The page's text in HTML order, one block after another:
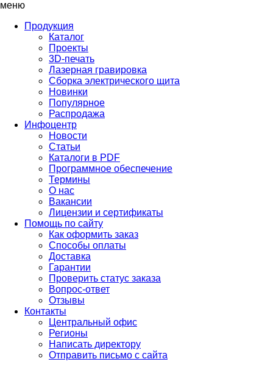
меню
Продукция
Каталог
Проекты
3D-печать
Лазерная гравировка
Сборка электрического щита
Новинки
Популярное
Распродажа
Инфоцентр
Новости
Статьи
Каталоги в PDF
Программное обеспечение
Термины
О нас
Вакансии
Лицензии и сертификаты
Помощь по сайту
Как оформить заказ
Способы оплаты
Доставка
Гарантии
Проверить статус заказа
Вопрос-ответ
Отзывы
Контакты
Центральный офис
Регионы
Написать директору
Отправить письмо с сайта